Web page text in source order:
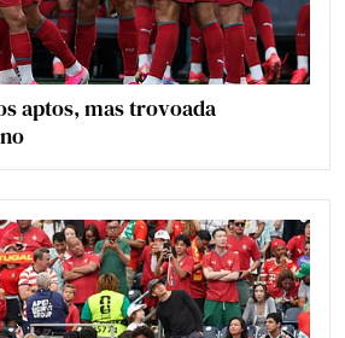
aptos, mas trovoada